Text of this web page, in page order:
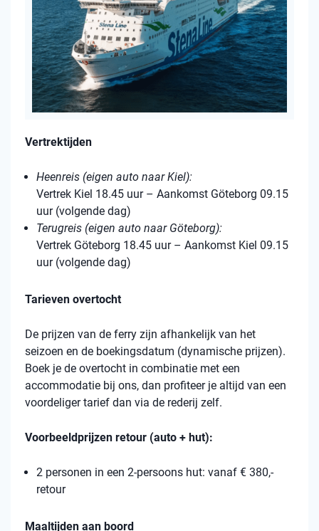
Vertrektijden
Heenreis (eigen auto naar Kiel):
Vertrek Kiel 18.45 uur – Aankomst Göteborg 09.15
uur (volgende dag)
Terugreis (eigen auto naar Göteborg):
Vertrek Göteborg 18.45 uur – Aankomst Kiel 09.15
uur (volgende dag)
Tarieven overtocht
De prijzen van de ferry zijn afhankelijk van het
seizoen en de boekingsdatum (dynamische prijzen).
Boek je de overtocht in combinatie met een
accommodatie bij ons, dan profiteer je altijd van een
voordeliger tarief dan via de rederij zelf.
Voorbeeldprijzen retour (auto + hut):
2 personen in een 2-persoons hut: vanaf € 380,-
retour
Maaltijden aan boord